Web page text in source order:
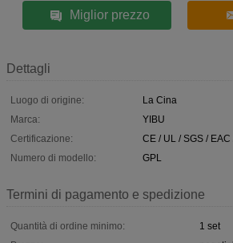
Miglior prezzo
Dettagli
Luogo di origine:
La Cina
Marca:
YIBU
Certificazione:
CE / UL / SGS / EAC
Numero di modello:
GPL
Termini di pagamento e spedizione
Quantità di ordine minimo:
1 set